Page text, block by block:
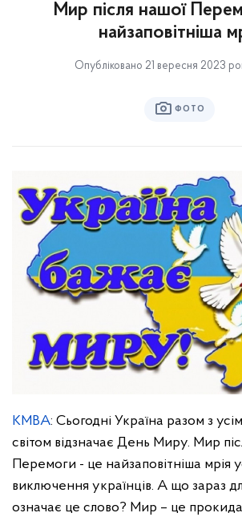
Мир після нашої
найзаповітніша
Опубліковано 21 вересня 2023
ФОТО
КМВА: Сьогодні Україна разом з
світом відзначає День Миру. Мир
Перемоги - це найзаповітніша мрія
виключення українців. А що зараз
означає це слово? Мир – це